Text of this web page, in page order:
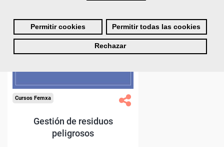
Permitir cookies Permitir todas las cookies
Rechazar